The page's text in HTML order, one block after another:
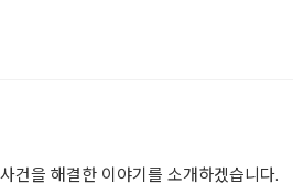
건을 해결한 이야기를 소개하겠습니다.